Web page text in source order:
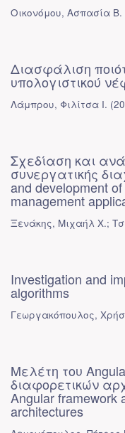
Οικονόμου, Ασπασία Β.
Διασφάλιση
υπολογιστικού
Λάμπρου, Φιλίτσα Ι. (
Σχεδίαση και
συνεργατικής
and development
management
Ξενάκης, Μιχαήλ Χ.;
Investigation and
algorithms
Γεωργακόπουλος,
Μελέτη του
διαφορετικών
Angular framework
architectures